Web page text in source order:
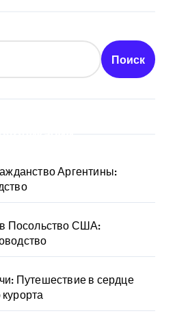
Поиск
Аргентины:
Посольство США:
Путешествие в сердце